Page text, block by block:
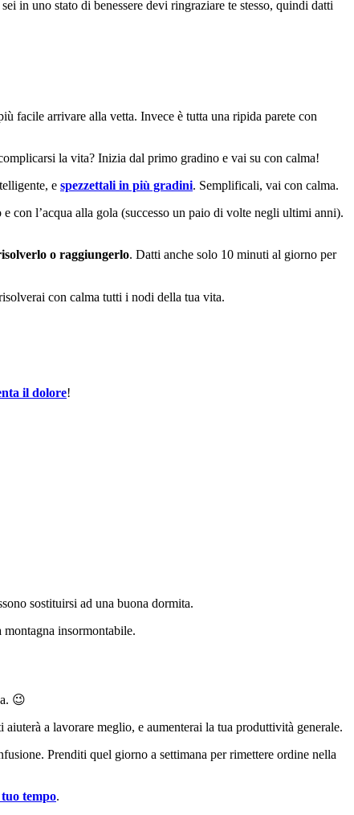
in uno stato di benessere devi ringraziare te stesso, quindi datti
facile arrivare alla vetta. Invece è tutta una ripida parete con
la vita? Inizia dal primo gradino e vai su con calma!
e spezzettali in più gradini. Semplificali, vai con calma.
con l’acqua alla gola (successo un paio di volte negli ultimi anni).
o raggiungerlo. Datti anche solo 10 minuti al giorno per
con calma tutti i nodi della tua vita.
il dolore!
sostituirsi ad una buona dormita.
insormontabile.
😉
a lavorare meglio, e aumenterai la tua produttività generale.
Prenditi quel giorno a settimana per rimettere ordine nella
tempo.